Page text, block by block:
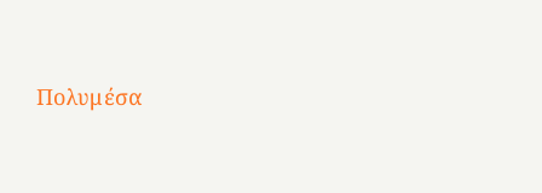
Πολυμέσα
Αγωνίστριες
Αθηνών
Αγωνίστριες
Αθηνών
Αγωνίστριες
Αθηνών
χρόνια
καρτερούμεν»